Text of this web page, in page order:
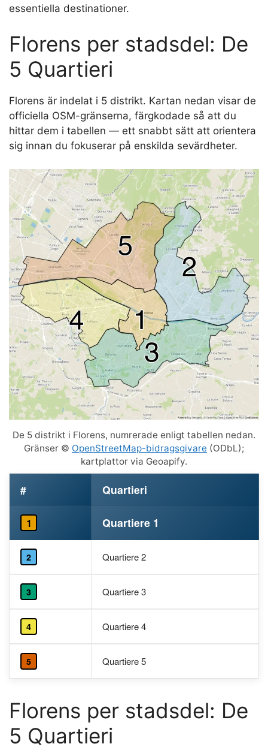
essentiella destinationer.
Florens per stadsdel: De
5 Quartieri
Florens är indelat i 5 distrikt. Kartan nedan visar de
officiella OSM-gränserna, färgkodade så att du
hittar dem i tabellen — ett snabbt sätt att orientera
sig innan du fokuserar på enskilda sevärdheter.
De 5 distrikt i Florens, numrerade enligt tabellen nedan.
Gränser © OpenStreetMap-bidragsgivare (ODbL);
kartplattor via Geoapify.
# Quartieri
1 Quartiere 1
2 Quartiere 2
3 Quartiere 3
4 Quartiere 4
5 Quartiere 5
Florens per stadsdel: De
5 Quartieri